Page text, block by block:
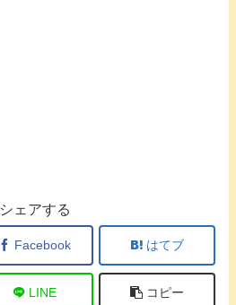
シェアする
Facebook はてブ
LINE コピー